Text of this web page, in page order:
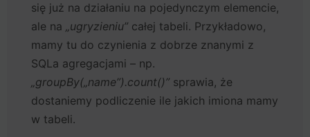
się już na działaniu na pojedynczym elemencie,
ale na „ugryzieniu” całej tabeli. Przykładowo,
mamy tu do czynienia z dobrze znanymi z
SQLa agregacjami – np.
„groupBy(„name”).count()” sprawia, że
dostaniemy podliczenie ile jakich imiona mamy
w tabeli.